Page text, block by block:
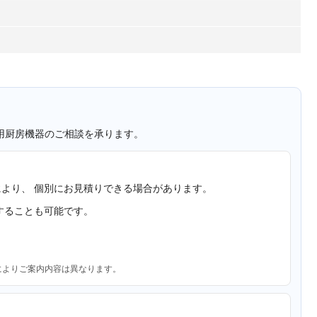
房機器のご相談を承ります。
り、 個別にお見積りできる場合があります。
ことも可能です。
りご案内内容は異なります。